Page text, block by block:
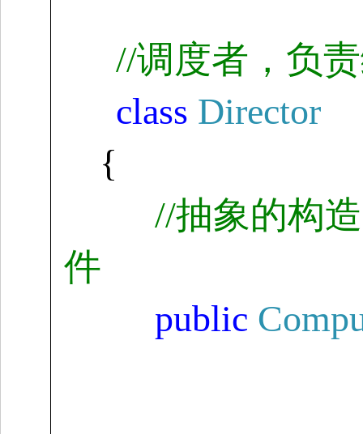
//调度者，负
class Director
{
//抽象的构
件
public